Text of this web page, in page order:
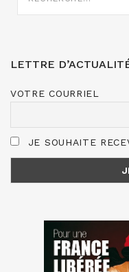
LETTRE
VOTRE COURRIEL
JE SOUHAITE